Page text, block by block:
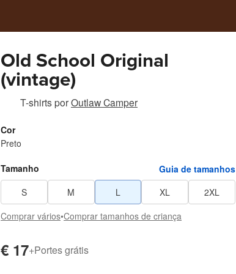
Old School Original
(vintage)
T-shirtsporOutlaw Camper
Cor
Preto
Tamanho
Guia de tamanhos
S
M L XL
2XL
Comprar vários•Comprar tamanhos de criança
€ 17+Portes grátis